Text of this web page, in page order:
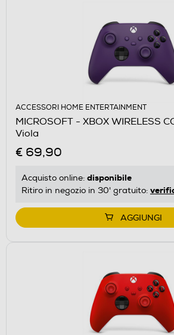
ACCESSORI HOME ENTERTAINMENT
MICROSOFT - XBOX WIRELESS
Viola
€ 69,90
Acquisto online: disponibile
Ritiro in negozio in 30' gratuito:
AGGIUNGI